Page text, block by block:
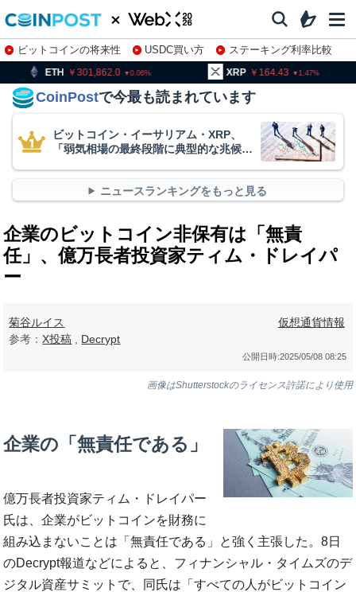
ビットコインの将来性 USDC買い方
ステーキング利率比較
株特集・関連銘柄
301,862.0 0.06 164.43 1.47
CoinPostで今最も読まれています
ビットコイン・イーサリアム・XRP、
「弱気相場の最終段階に典型的な兆候」
ニュースランキングをもっと見る
企業のビットコイン非保有は「無責
任」、億万長者投資家ティム・ドレイパ
ー
菊谷ルイス
参考： X投稿 Decrypt
仮想通貨情報
公開日時:2025/05/08 08:25
画像はShutterstockのライセンス許諾により使用
企業の「無責任である」
億万長者投資家ティム・ドレイパー
氏は、企業がビットコインを財務に
組み込まないことは「無責任である」と強く主張した。8日
のDecrypt報道などによると、フィナンシャル・タイムズのデ
ジタル資産サミットで、同氏は「すべての人がビットコイン